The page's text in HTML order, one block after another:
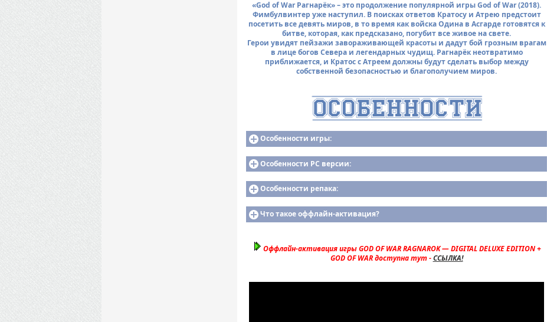
«God of War Рагнарёк» – это продолжение популярной игры God of War (2018).
Фимбулвинтер уже наступил. В поисках ответов Кратосу и Атрею предстоит
посетить все девять миров, в то время как войска Одина в Асгарде готовятся к
битве, которая, как предсказано, погубит все живое на свете.
Герои увидят пейзажи завораживающей красоты и дадут бой грозным врагам
в лице богов Севера и легендарных чудищ. Рагнарёк неотвратимо
приближается, и Кратос с Атреем должны будут сделать выбор между
собственной безопасностью и благополучием миров.
Особенности игры:
Особенности PC версии:
Особенности репака:
Что такое оффлайн-активация?
Оффлайн-активация игры GOD OF WAR RAGNAROK — DIGITAL DELUXE EDITION +
GOD OF WAR доступна тут -ССЫЛКА!